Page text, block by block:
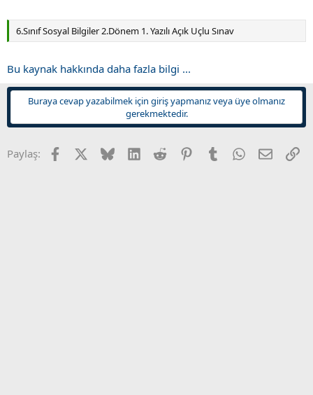
6.Sınıf Sosyal Bilgiler 2.Dönem 1. Yazılı Açık Uçlu Sınav
Bu kaynak hakkında daha fazla bilgi ...
Buraya cevap yazabilmek için giriş yapmanız veya üye olmanız
gerekmektedir.
Paylaş: Facebook BlueskyLinkedInReddit PinterestTumblr WhatsApp
E-posta